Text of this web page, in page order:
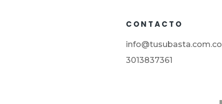
CONTACTO
info@tusubasta.com.co
3013837361